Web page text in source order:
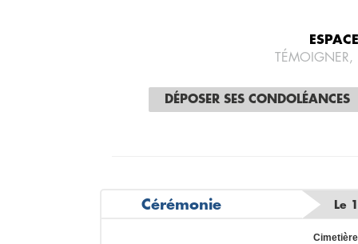
DÉPOSER SES CONDOLÉANCES
Cérémonie Le